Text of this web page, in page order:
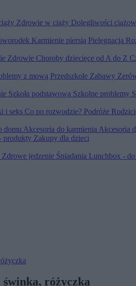
Zdrowie w ciąży Dolegliwości
Karmienie piersią Pielęgnacja
Zdrowie Choroby dziecięce od A do Z
z mową Przedszkole Zabawy
Szkoła podstawowa Szkolne problemy
i seks Co po rozwodzie? Podróże
domu Akcesoria do karmieniaAkcesoria
produkty Zakupy dla dzieci
Zdrowe jedzenie Śniadania Lunchbox - do
różyczka